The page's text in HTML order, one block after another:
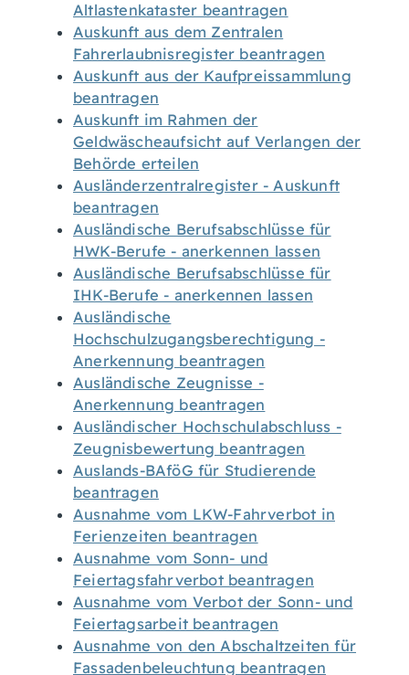
Altlastenkataster beantragen
Auskunft aus dem Zentralen
Fahrerlaubnisregister beantragen
Auskunft aus der Kaufpreissammlung
beantragen
Auskunft im Rahmen der
Geldwäscheaufsicht auf Verlangen der
Behörde erteilen
Ausländerzentralregister - Auskunft
beantragen
Ausländische Berufsabschlüsse für
HWK-Berufe - anerkennen lassen
Ausländische Berufsabschlüsse für
IHK-Berufe - anerkennen lassen
Ausländische
Hochschulzugangsberechtigung -
Anerkennung beantragen
Ausländische Zeugnisse -
Anerkennung beantragen
Ausländischer Hochschulabschluss -
Zeugnisbewertung beantragen
Auslands-BAföG für Studierende
beantragen
Ausnahme vom LKW-Fahrverbot in
Ferienzeiten beantragen
Ausnahme vom Sonn- und
Feiertagsfahrverbot beantragen
Ausnahme vom Verbot der Sonn- und
Feiertagsarbeit beantragen
Ausnahme von den Abschaltzeiten für
Fassadenbeleuchtung beantragen